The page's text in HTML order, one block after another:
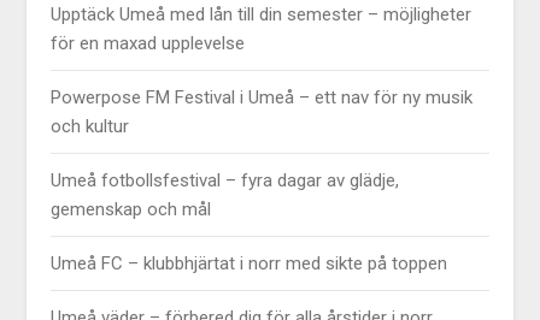
Upptäck Umeå med lån till din semester – möjligheter
för en maxad upplevelse
Powerpose FM Festival i Umeå – ett nav för ny musik
och kultur
Umeå fotbollsfestival – fyra dagar av glädje,
gemenskap och mål
Umeå FC – klubbhjärtat i norr med sikte på toppen